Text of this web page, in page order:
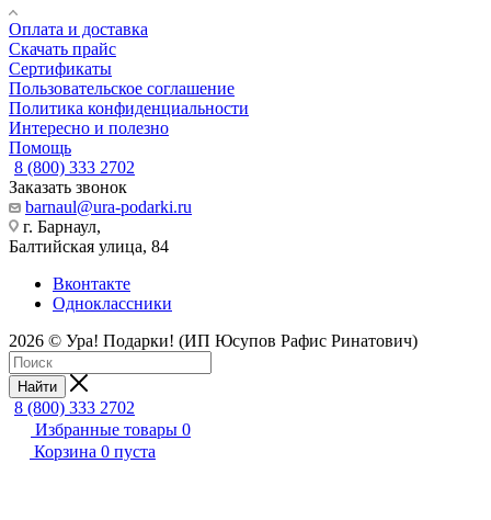
Оплата и доставка
Скачать прайс
Сертификаты
Пользовательское соглашение
Политика конфиденциальности
Интересно и полезно
Помощь
8 (800) 333 2702
Заказать звонок
barnaul@ura-podarki.ru
г. Барнаул,
Балтийская улица, 84
Вконтакте
Одноклассники
2026 © Ура! Подарки! (ИП Юсупов Рафис Ринатович)
Найти
8 (800) 333 2702
Избранные товары 0
Корзина 0 пуста